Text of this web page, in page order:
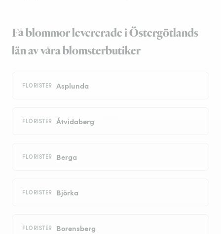
Få blommor levererade i Östergötlands
län av våra blomsterbutiker
FLORISTER Asplunda
FLORISTER Åtvidaberg
FLORISTER Berga
FLORISTER Björka
FLORISTER Borensberg